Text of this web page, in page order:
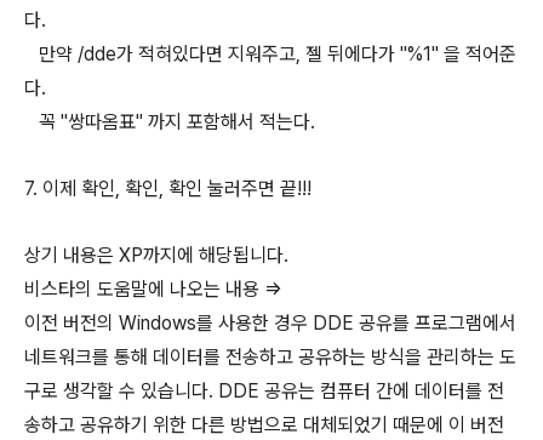
다.
만약 /dde가 적혀있다면 지워주고, 젤 뒤에다가 "%1" 을 적어준
다.
꼭 "쌍따옴표" 까지 포함해서 적는다.
7. 이제 확인, 확인, 확인 눌러주면 끝!!!
상기 내용은 XP까지에 해당됩니다.
비스타의 도움말에 나오는 내용 =>
이전 버전의 Windows를 사용한 경우 DDE 공유를 프로그램에서
네트워크를 통해 데이터를 전송하고 공유하는 방식을 관리하는 도
구로 생각할 수 있습니다. DDE 공유는 컴퓨터 간에 데이터를 전
송하고 공유하기 위한 다른 방법으로 대체되었기 때문에 이 버전